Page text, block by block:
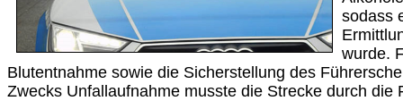
sodass
wurde.
Blutentnahme sowie die Sicherstellung des
Zwecks Unfallaufnahme musste die Strecke durch die